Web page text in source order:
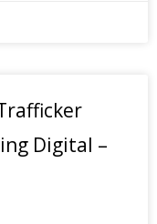
Digital –